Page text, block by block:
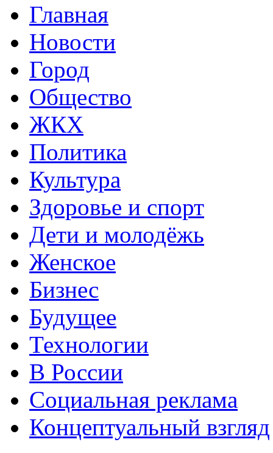
Главная
Новости
Город
Общество
ЖКХ
Политика
Культура
Здоровье и спорт
Дети и молодёжь
Женское
Бизнес
Будущее
Технологии
В России
Социальная реклама
Концептуальный взгляд